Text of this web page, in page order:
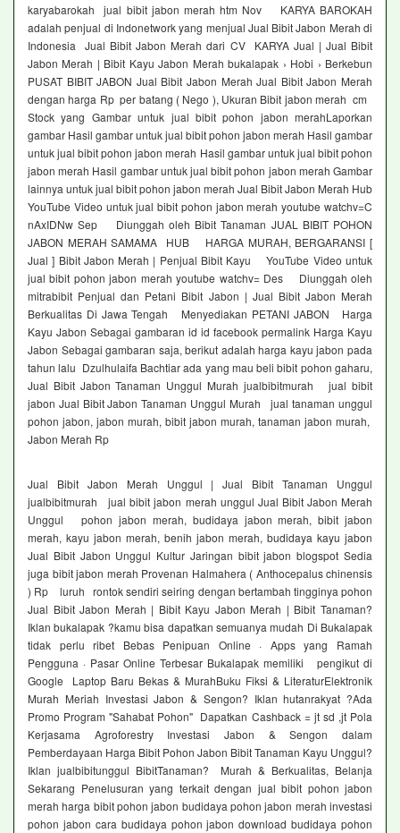
karyabarokah jual bibit jabon merah htm Nov KARYA BAROKAH
adalah penjual di Indonetwork yang menjual Jual Bibit Jabon Merah di
Indonesia Jual Bibit Jabon Merah dari CV KARYA Jual | Jual Bibit
Jabon Merah | Bibit Kayu Jabon Merah bukalapak › Hobi › Berkebun
PUSAT BIBIT JABON Jual Bibit Jabon Merah Jual Bibit Jabon Merah
dengan harga Rp per batang ( Nego ), Ukuran Bibit jabon merah cm
Stock yang Gambar untuk jual bibit pohon jabon merahLaporkan
gambar Hasil gambar untuk jual bibit pohon jabon merah Hasil gambar
untuk jual bibit pohon jabon merah Hasil gambar untuk jual bibit pohon
jabon merah Hasil gambar untuk jual bibit pohon jabon merah Gambar
lainnya untuk jual bibit pohon jabon merah Jual Bibit Jabon Merah Hub
YouTube Video untuk jual bibit pohon jabon merah youtube watchv=C
nAxIDNw Sep Diunggah oleh Bibit Tanaman JUAL BIBIT POHON
JABON MERAH SAMAMA HUB HARGA MURAH, BERGARANSI [
Jual ] Bibit Jabon Merah | Penjual Bibit Kayu YouTube Video untuk
jual bibit pohon jabon merah youtube watchv= Des Diunggah oleh
mitrabibit Penjual dan Petani Bibit Jabon | Jual Bibit Jabon Merah
Berkualitas Di Jawa Tengah Menyediakan PETANI JABON Harga
Kayu Jabon Sebagai gambaran id id facebook permalink Harga Kayu
Jabon Sebagai gambaran saja, berikut adalah harga kayu jabon pada
tahun lalu Dzulhulaifa Bachtiar ada yang mau beli bibit pohon gaharu,
Jual Bibit Jabon Tanaman Unggul Murah jualbibitmurah jual bibit
jabon Jual Bibit Jabon Tanaman Unggul Murah jual tanaman unggul
pohon jabon, jabon murah, bibit jabon murah, tanaman jabon murah,
Jabon Merah Rp
Jual Bibit Jabon Merah Unggul | Jual Bibit Tanaman Unggul
jualbibitmurah jual bibit jabon merah unggul Jual Bibit Jabon Merah
Unggul pohon jabon merah, budidaya jabon merah, bibit jabon
merah, kayu jabon merah, benih jabon merah, budidaya kayu jabon
Jual Bibit Jabon Unggul Kultur Jaringan bibit jabon blogspot Sedia
juga bibit jabon merah Provenan Halmahera ( Anthocepalus chinensis
) Rp luruh rontok sendiri seiring dengan bertambah tingginya pohon
Jual Bibit Jabon Merah | Bibit Kayu Jabon Merah | Bibit Tanaman?
Iklan bukalapak ?kamu bisa dapatkan semuanya mudah Di Bukalapak
tidak perlu ribet Bebas Penipuan Online · Apps yang Ramah
Pengguna · Pasar Online Terbesar Bukalapak memiliki pengikut di
Google Laptop Baru Bekas & MurahBuku Fiksi & LiteraturElektronik
Murah Meriah Investasi Jabon & Sengon? Iklan hutanrakyat ?Ada
Promo Program "Sahabat Pohon" Dapatkan Cashback = jt sd ,jt Pola
Kerjasama Agroforestry Investasi Jabon & Sengon dalam
Pemberdayaan Harga Bibit Pohon Jabon Bibit Tanaman Kayu Unggul?
Iklan jualbibitunggul BibitTanaman? Murah & Berkualitas, Belanja
Sekarang Penelusuran yang terkait dengan jual bibit pohon jabon
merah harga bibit pohon jabon budidaya pohon jabon merah investasi
pohon jabon cara budidaya pohon jabon download budidaya pohon